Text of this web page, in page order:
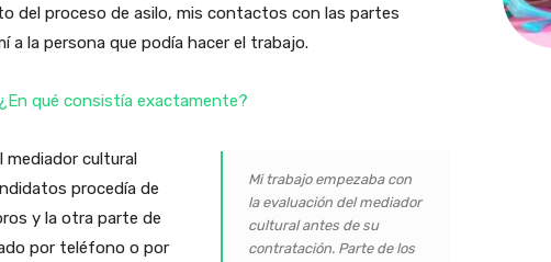
del proceso de asilo, mis contactos con las partes
a la persona que podía hacer el trabajo.
qué consistía exactamente?
Mi trabajo empezaba con
la evaluación del mediador
cultural antes de su
contratación. Parte de los
mediador cultural
procedía de
y la otra parte de
por teléfono o por